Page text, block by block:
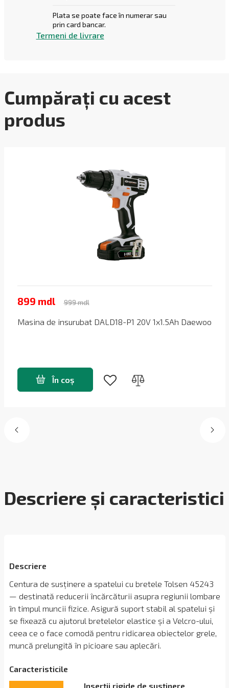
Plata se poate face în numerar sau
prin card bancar.
Termeni de livrare
Cumpărați cu acest
produs
899 mdl 999 mdl
Masina de insurubat DALD18-P1 20V 1x1.5Ah Daewoo
În coș
Descriere și caracteristici
Descriere
Centura de susținere a spatelui cu bretele Tolsen 45243
— destinată reducerii încărcăturii asupra regiunii lombare
în timpul muncii fizice. Asigură suport stabil al spatelui și
se fixează cu ajutorul bretelelor elastice și a Velcro-ului,
ceea ce o face comodă pentru ridicarea obiectelor grele,
muncă prelungită în picioare sau aplecări.
Сaracteristicile
Inserții rigide de susținere